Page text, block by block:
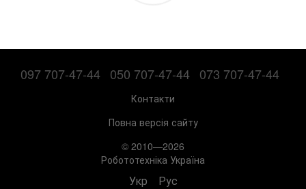
097 707-47-44 050 707-47-44 073 707-47-44
Контакти
Повна версія сайту
© 2010—2026
Робототехніка Україна
Укр Рус